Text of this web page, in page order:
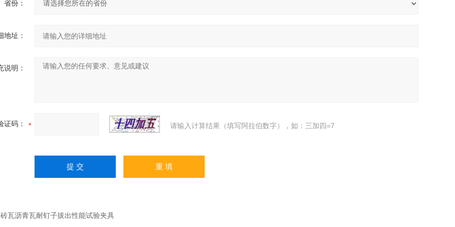
省份：
地址：
说明：
证码： 请输入计算结果（填写阿拉伯数字），如：三加四=7
砖瓦沥青瓦耐钉子拔出性能试验夹具